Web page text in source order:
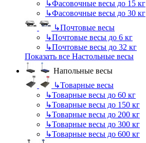
↳Фасовочные весы до 15 кг
↳Фасовочные весы до 30 кг
↳Почтовые весы
↳Почтовые весы до 6 кг
↳Почтовые весы до 32 кг
Показать все Настольные весы
Напольные весы
↳Товарные весы
↳Товарные весы до 60 кг
↳Товарные весы до 150 кг
↳Товарные весы до 200 кг
↳Товарные весы до 300 кг
↳Товарные весы до 600 кг